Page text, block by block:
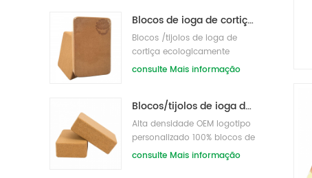
Blocos de ioga de cortiça ecologicamente corretos para impressão de logotipo personalizado para treinamento físico
Blocos /tijolos de ioga de
cortiça ecologicamente
corretos impressos
consulte Mais informação
Blocos/tijolos de ioga de cortiça natural impressos com etiqueta privada de fornecimento de fábrica
Alta densidade OEM logotipo
personalizado 100% blocos de
ioga de cortiça para exercício
consulte Mais informação